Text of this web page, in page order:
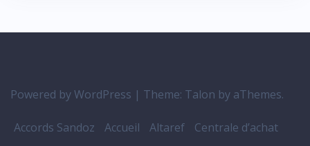
Powered by WordPress | Theme: Talon by aThemes.
Accords Sandoz Accueil Altaref
Centrale d’achat